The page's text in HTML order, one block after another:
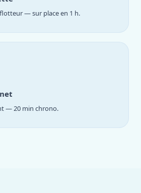
— sur place en 1 h.
— 20 min chrono.